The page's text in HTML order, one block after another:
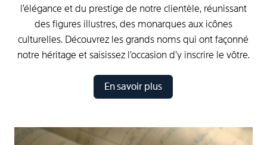
l’élégance et du prestige de notre clientèle, réunissant
des figures illustres, des monarques aux icônes
culturelles. Découvrez les grands noms qui ont façonné
notre héritage et saisissez l’occasion d’y inscrire le vôtre.
En savoir plus